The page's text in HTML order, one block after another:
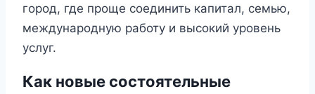
город, где проще соединить капитал, семью,
международную работу и высокий уровень
услуг.
Как новые состоятельные